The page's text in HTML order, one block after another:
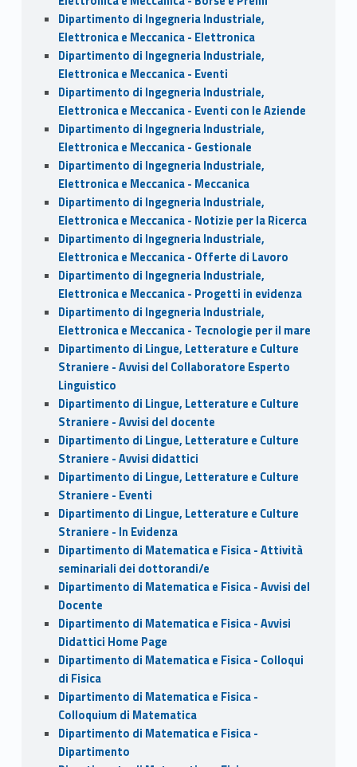
Dipartimento di Ingegneria Industriale,
Elettronica e Meccanica - Elettronica
Dipartimento di Ingegneria Industriale,
Elettronica e Meccanica - Eventi
Dipartimento di Ingegneria Industriale,
Elettronica e Meccanica - Eventi con le Aziende
Dipartimento di Ingegneria Industriale,
Elettronica e Meccanica - Gestionale
Dipartimento di Ingegneria Industriale,
Elettronica e Meccanica - Meccanica
Dipartimento di Ingegneria Industriale,
Elettronica e Meccanica - Notizie per la Ricerca
Dipartimento di Ingegneria Industriale,
Elettronica e Meccanica - Offerte di Lavoro
Dipartimento di Ingegneria Industriale,
Elettronica e Meccanica - Progetti in evidenza
Dipartimento di Ingegneria Industriale,
Elettronica e Meccanica - Tecnologie per il mare
Dipartimento di Lingue, Letterature e Culture
Straniere - Avvisi del Collaboratore Esperto
Linguistico
Dipartimento di Lingue, Letterature e Culture
Straniere - Avvisi del docente
Dipartimento di Lingue, Letterature e Culture
Straniere - Avvisi didattici
Dipartimento di Lingue, Letterature e Culture
Straniere - Eventi
Dipartimento di Lingue, Letterature e Culture
Straniere - In Evidenza
Dipartimento di Matematica e Fisica - Attività
seminariali dei dottorandi/e
Dipartimento di Matematica e Fisica - Avvisi del
Docente
Dipartimento di Matematica e Fisica - Avvisi
Didattici Home Page
Dipartimento di Matematica e Fisica - Colloqui
di Fisica
Dipartimento di Matematica e Fisica -
Colloquium di Matematica
Dipartimento di Matematica e Fisica -
Dipartimento